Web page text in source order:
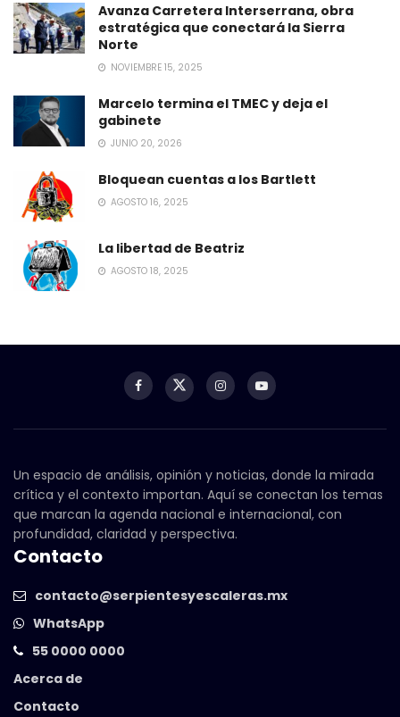
Avanza Carretera Interserrana, obra
estratégica que conectará la Sierra
Norte
NOVIEMBRE 15, 2025
Marcelo termina el TMEC y deja el
gabinete
JUNIO 20, 2026
Bloquean cuentas a los Bartlett
AGOSTO 16, 2025
La libertad de Beatriz
AGOSTO 18, 2025
Un espacio de análisis, opinión y noticias, donde la mirada
crítica y el contexto importan. Aquí se conectan los temas
que marcan la agenda nacional e internacional, con
profundidad, claridad y perspectiva.
Contacto
contacto@serpientesyescaleras.mx
WhatsApp
55 0000 0000
Acerca de
Contacto